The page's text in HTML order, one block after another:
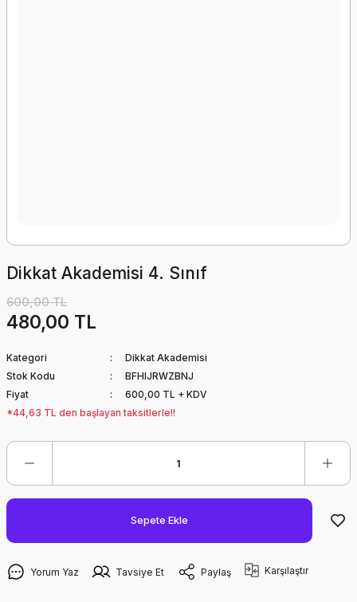
Dikkat Akademisi 4. Sınıf
600,00 TL
480,00 TL
Kategori
Dikkat Akademisi
Stok Kodu
BFHIJRWZBNJ
Fiyat
600,00 TL + KDV
*44,63 TL den başlayan taksitlerle!!
Sepete Ekle
Yorum Yaz Tavsiye Et Paylaş Karşılaştır